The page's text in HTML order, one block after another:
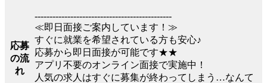
応募
の流
れ
----------------------------------------------
≪即日面接ご案内しています！≫
すぐに就業を希望されている方も安心♪
応募から即日面接が可能です★★
アプリ不要のオンライン面接で実施中！
人気の求人はすぐに募集が終わってしまう…なんて